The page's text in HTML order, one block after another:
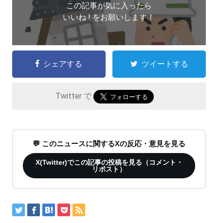
この記事が気に入ったら
いいね ! をお願いします！
シェアする ツイートする
Twitter で
💬 このニュースに関するXの反応・意見を見る
X(Twitter)でこの記事の投稿を見る（コメント・
リポスト）